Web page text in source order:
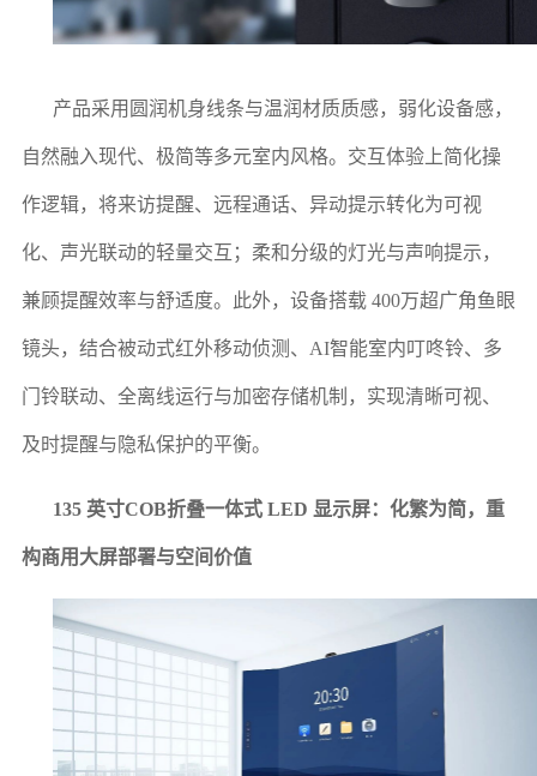
产品采用圆润机身线条与温润材质质感，弱化设备感，
自然融入现代、极简等多元室内风格。交互体验上简化操
作逻辑，将来访提醒、远程通话、异动提示转化为可视
化、声光联动的轻量交互；柔和分级的灯光与声响提示，
兼顾提醒效率与舒适度。此外，设备搭载 400万超广角鱼眼
镜头，结合被动式红外移动侦测、AI智能室内叮咚铃、多
门铃联动、全离线运行与加密存储机制，实现清晰可视、
及时提醒与隐私保护的平衡。
135 英寸COB折叠一体式 LED 显示屏：化繁为简，重
构商用大屏部署与空间价值